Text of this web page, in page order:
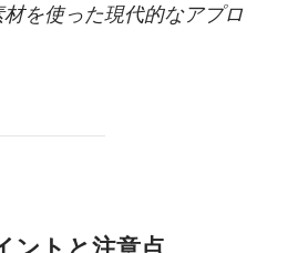
を使った現代的なアプロ